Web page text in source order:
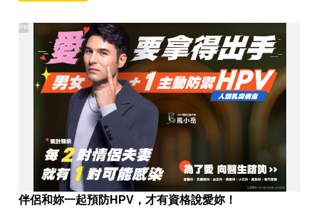
伴侶和妳一起預防HPV，才有資格說愛妳！
PR